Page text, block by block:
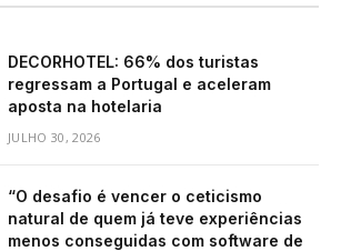
DECORHOTEL: 66% dos turistas
regressam a Portugal e aceleram
aposta na hotelaria
JULHO 30, 2026
“O desafio é vencer o ceticismo
natural de quem já teve experiências
menos conseguidas com software de